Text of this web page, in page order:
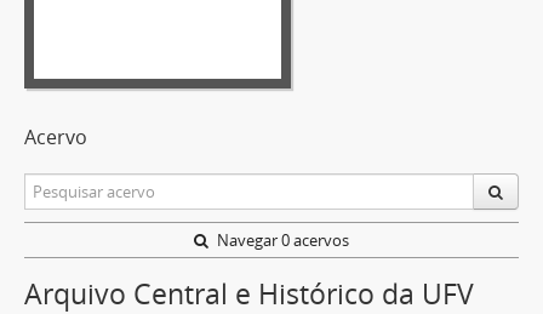
Acervo
Navegar 0 acervos
Arquivo Central e Histórico da UFV